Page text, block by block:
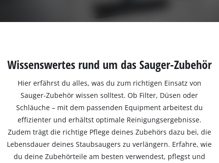
Wissenswertes rund um das Sauger-Zubehör
Hier erfährst du alles, was du zum richtigen Einsatz von
Sauger-Zubehör wissen solltest. Ob Filter, Düsen oder
Schläuche – mit dem passenden Equipment arbeitest du
effizienter und erhältst optimale Reinigungsergebnisse.
Zudem trägt die richtige Pflege deines Zubehörs dazu bei, die
Lebensdauer deines Staubsaugers zu verlängern. Erfahre, wie
du deine Zubehörteile am besten verwendest, pflegst und